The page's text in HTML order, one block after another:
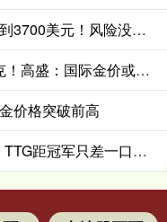
怀远策略 华尔街上调黄金目标价到3700美元！风险没这么快消停
大福证券 黄金饰品突破1000元/克！高盛：国际金价或升破4200美元/盎司！
价格突破前高
盈富优配 先夺赛点仍被AG翻盘，TTG距冠军只差一口气？_Ming_决赛_Fly